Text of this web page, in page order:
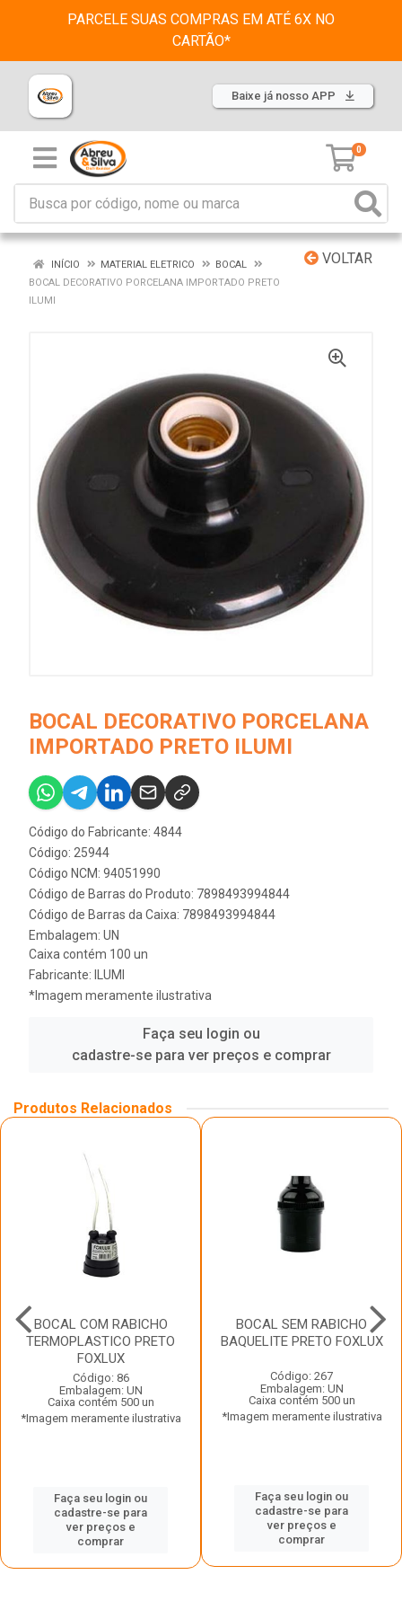
PARCELE SUAS COMPRAS EM ATÉ 6X NO
CARTÃO*
Baixe já nosso APP
0
VOLTAR
INÍCIO MATERIAL ELETRICO
BOCAL
BOCAL DECORATIVO PORCELANA IMPORTADO PRETO
ILUMI
BOCAL DECORATIVO PORCELANA
IMPORTADO PRETO ILUMI
Código do Fabricante: 4844
Código: 25944
Código NCM: 94051990
Código de Barras do Produto: 7898493994844
Código de Barras da Caixa: 7898493994844
Embalagem: UN
Caixa contém 100 un
Fabricante:
ILUMI
*Imagem meramente ilustrativa
Faça seu login ou
cadastre-se para ver preços e comprar
Produtos Relacionados
BOCAL COM RABICHO
TERMOPLASTICO PRETO
FOXLUX
Código: 86
Embalagem: UN
Caixa contém 500 un
*Imagem meramente ilustrativa
Faça seu login ou
cadastre-se para
ver preços e
comprar
BOCAL SEM RABICHO
BAQUELITE PRETO FOXLUX
Código: 267
Embalagem: UN
Caixa contém 500 un
*Imagem meramente ilustrativa
Faça seu login ou
cadastre-se para
ver preços e
comprar